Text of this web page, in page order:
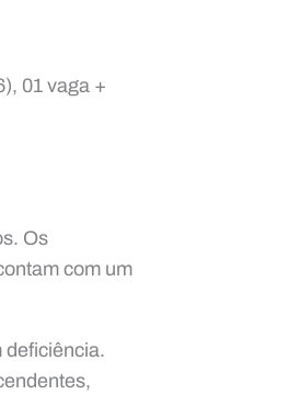
01 vaga +
Os
com um
deficiência.